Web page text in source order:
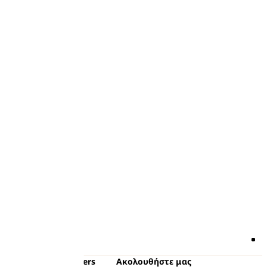
από τα Pampers Ακολουθήστε μας